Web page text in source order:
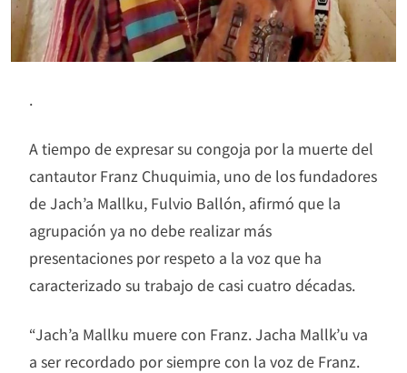
.
A tiempo de expresar su congoja por la muerte del
cantautor Franz Chuquimia, uno de los fundadores
de Jach’a Mallku, Fulvio Ballón, afirmó que la
agrupación ya no debe realizar más
presentaciones por respeto a la voz que ha
caracterizado su trabajo de casi cuatro décadas.
“Jach’a Mallku muere con Franz. Jacha Mallk’u va
a ser recordado por siempre con la voz de Franz.